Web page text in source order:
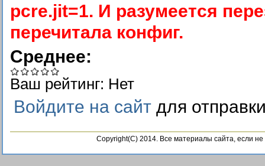
pcre.jit=1. И разумеется
перечитала конфиг.
Среднее:
Ваш рейтинг: Нет
Войдите на сайт для
Copyright(C) 2014. Все материалы сайта, если